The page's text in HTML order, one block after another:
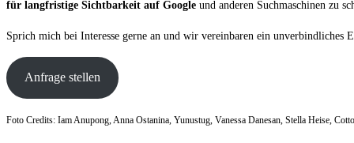
für langfristige Sichtbarkeit auf Google und anderen Suchmaschinen zu
Sprich mich bei Interesse gerne an und wir vereinbaren ein unverbindliches
Anfrage stellen
Foto Credits: Iam Anupong, Anna Ostanina, Yunustug, Vanessa Danesan, Stella Heise,